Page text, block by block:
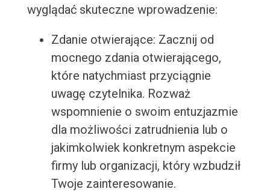
wyglądać skuteczne wprowadzenie:
Zdanie otwierające: Zacznij od
mocnego zdania otwierającego,
które natychmiast przyciągnie
uwagę czytelnika. Rozważ
wspomnienie o swoim entuzjazmie
dla możliwości zatrudnienia lub o
jakimkolwiek konkretnym aspekcie
firmy lub organizacji, który wzbudził
Twoje zainteresowanie.